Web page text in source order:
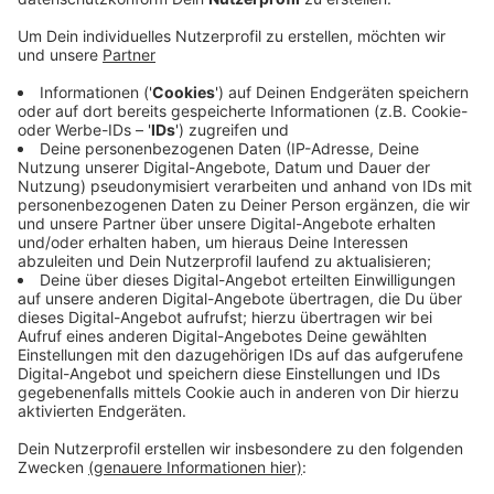
Anzeige
Insgesamt ist die Zahl der Arbeitslosen auf 28.203
Menschen gestiegen. Das sind rund 870 mehr als im
Vormonat und knapp 3.100 mehr als im
Vorjahreszeitraum. Laut Agentur für Arbeit ist der
Anstieg der Arbeitslosigkeit aber typisch für die Zeit
der Sommerferien. Gleichzeitig gab es in diesem
Monat im Vergleich zum Vormonat und Vorjahr mehr
freie Arbeitsstellen. Den größten Zuwachs innerhalb
eines Jahres gab es in der IT und den
Naturwissenschaften.
Anzeige